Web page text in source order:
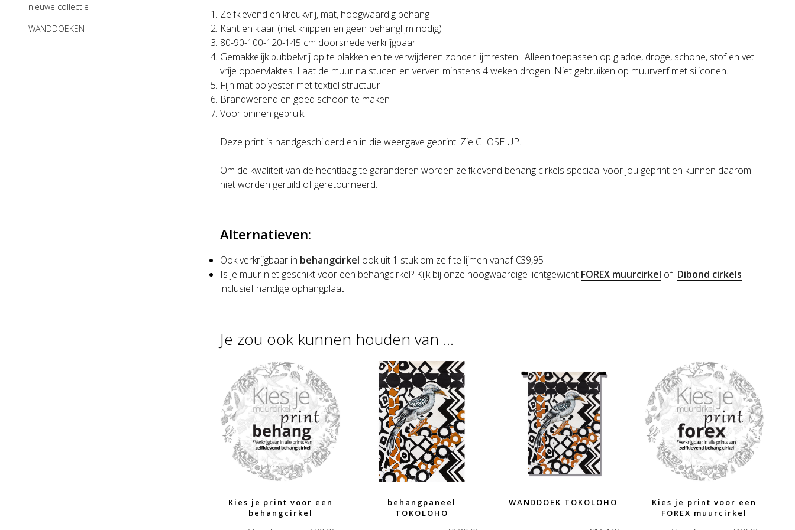
Zelfklevend en kreukvrij, mat, hoogwaardig behang
Kant en klaar (niet knippen en geen behanglijm nodig)
80-90-100-120-145 cm doorsnede verkrijgbaar
Gemakkelijk bubbelvrij op te plakken en te verwijderen zonder lijmresten. Alleen toepassen op gladde, droge, schone, stof en vet
vrije oppervlaktes. Laat de muur na stucen en verven minstens 4 weken drogen. Niet gebruiken op muurverf met siliconen.
Fijn mat polyester met textiel structuur
Brandwerend en goed schoon te maken
Voor binnen gebruik
Deze print is handgeschilderd en in die weergave geprint. Zie CLOSE UP.
Om de kwaliteit van de hechtlaag te garanderen worden zelfklevend behang cirkels speciaal voor jou geprint en kunnen daarom
niet worden geruild of geretourneerd.
Alternatieven:
Ook verkrijgbaar in behangcirkel ook uit 1 stuk om zelf te lijmen vanaf €39,95
Is je muur niet geschikt voor een behangcirkel? Kijk bij onze hoogwaardige lichtgewicht FOREX muurcirkel of Dibond cirkels
inclusief handige ophangplaat.
Je zou ook kunnen houden van …
Kies je print voor een
behangcirkel
behangpaneel
TOKOLOHO
WANDDOEK TOKOLOHO
Kies je print voor een
FOREX muurcirkel
nieuwe collectie
WANDDOEKEN